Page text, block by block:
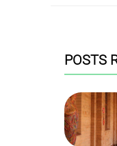
POSTS